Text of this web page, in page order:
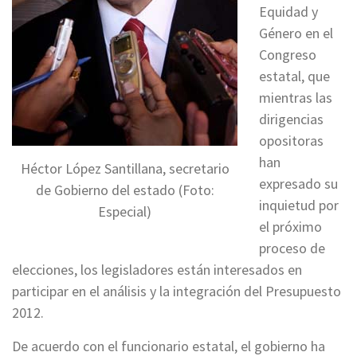
Héctor López Santillana, secretario
de Gobierno del estado (Foto:
Especial)
Equidad y
Género en el
Congreso
estatal, que
mientras las
dirigencias
opositoras
han
expresado su
inquietud por
el próximo
proceso de
elecciones, los legisladores están interesados en
participar en el análisis y la integración del Presupuesto
2012.
De acuerdo con el funcionario estatal, el gobierno ha